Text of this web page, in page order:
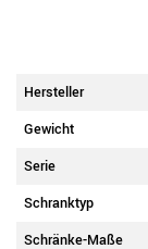
Hersteller
Gewicht
Serie
Schranktyp
Schränke-Maße